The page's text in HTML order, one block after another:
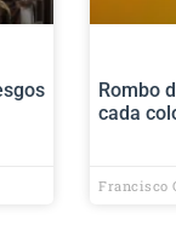
Rombo
cada
Francisco